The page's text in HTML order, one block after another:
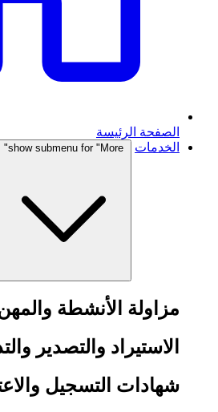
الصفحة الرئيسة
الخدمات
show submenu for "More"
مزاولة الأنشطة
الاستيراد والتصدير
شهادات التسجيل